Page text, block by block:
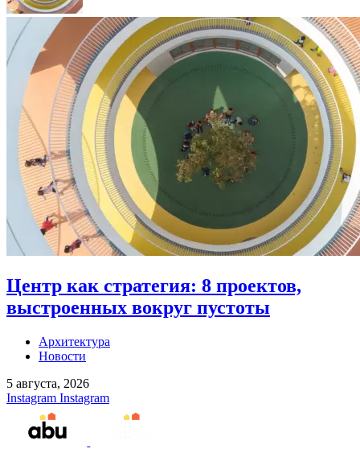
Центр как стратегия: 8 проектов,
выстроенных вокруг пустоты
Архитектура
Новости
5 августа, 2026
Instagram Instagram